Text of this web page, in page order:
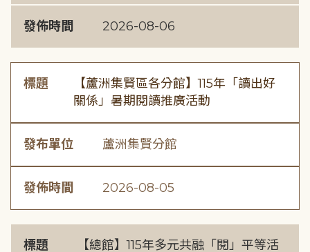
發佈時間 2026-08-06
標題
【蘆洲集賢區各分館】115年「讀出好
關係」暑期閱讀推廣活動
發布單位 蘆洲集賢分館
發佈時間 2026-08-05
標題
【總館】115年多元共融「閱」平等活